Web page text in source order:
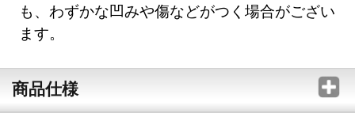
も、わずかな凹みや傷などがつく場合がござい
ます。
商品仕様